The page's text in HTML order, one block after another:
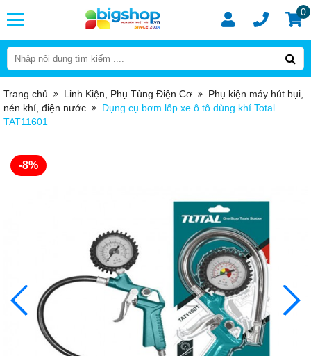
0
Trang chủ Linh Kiện, Phụ Tùng Điện Cơ
Phụ kiện máy hút bụi,
nén khí, điện nước
Dụng cụ bơm lốp xe ô tô dùng khí Total
TAT11601
-8%